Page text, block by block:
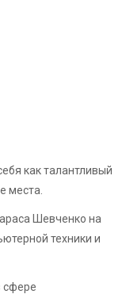
как талантливый
места.
Шевченко на
техники и
сфере